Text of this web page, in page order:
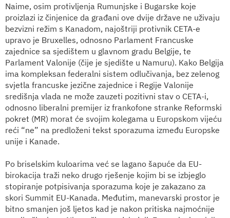
Naime, osim protivljenja Rumunjske i Bugarske koje
proizlazi iz činjenice da građani ove dvije države ne uživaju
bezvizni režim s Kanadom, najoštriji protivnik CETA-e
upravo je Bruxelles, odnosno Parlament Francuske
zajednice sa sjedištem u glavnom gradu Belgije, te
Parlament Valonije (čije je sjedište u Namuru). Kako Belgija
ima kompleksan federalni sistem odlučivanja, bez zelenog
svjetla francuske jezične zajednice i Regije Valonije
središnja vlada ne može zauzeti pozitivni stav o CETA-i,
odnosno liberalni premijer iz frankofone stranke Reformski
pokret (MR) morat će svojim kolegama u Europskom vijeću
reći “ne” na predloženi tekst sporazuma između Europske
unije i Kanade.
Po briselskim kuloarima već se lagano šapuće da EU-
birokacija traži neko drugo rješenje kojim bi se izbjeglo
stopiranje potpisivanja sporazuma koje je zakazano za
skori Summit EU-Kanada. Međutim, manevarski prostor je
bitno smanjen još ljetos kad je nakon pritiska najmoćnije